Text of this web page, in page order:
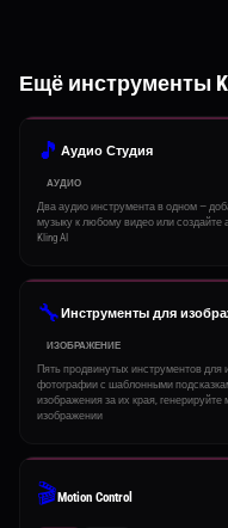
Ещё инструменты
🎵 Аудио Студия
АУДИО
Два аудио инструмента в одном —
музыку к любому видео или
Kling AI
🔧Инструменты для
ИЗОБРАЖЕНИЕ
Пять продвинутых инструментов
фотографии с шаблонными
изображения за их края,
изображении
🎬Motion Control